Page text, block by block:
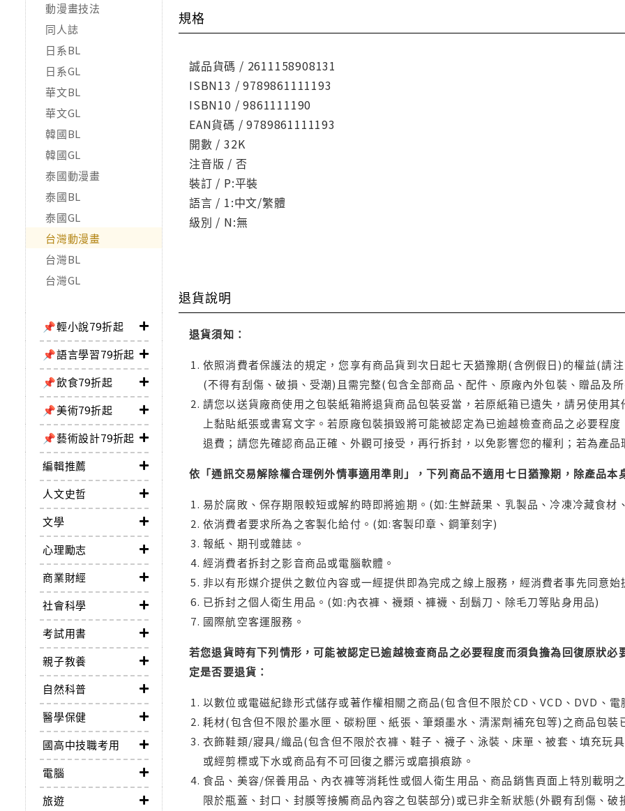
動漫畫技法
同人誌
日系BL
日系GL
華文BL
華文GL
韓國BL
韓國GL
泰國動漫畫
泰國BL
泰國GL
台灣動漫畫
台灣BL
台灣GL
📌輕小說79折起
📌語言學習79折起
📌飲食79折起
📌美術79折起
📌藝術設計79折起
編輯推薦
人文史哲
文學
心理勵志
商業財經
社會科學
考試用書
親子教養
自然科普
醫學保健
國高中技職考用
電腦
旅遊
規格
誠品貨碼 / 2611158908131
ISBN13 / 9789861111193
ISBN10 / 9861111190
EAN貨碼 / 9789861111193
開數 / 32K
注音版 / 否
裝訂 / P:平裝
語言 / 1:中文/繁體
級別 / N:無
退貨說明
退貨須知：
依照消費者保護法的規定，您享有商品貨到次日起七天猶豫期(含例假日)的權益(請
(不得有刮傷、破損、受潮)且需完整(包含全部商品、配件、原廠內外包裝、贈品及
請您以送貨廠商使用之包裝紙箱將退貨商品包裝妥當，若原紙箱已遺失，請另使用
上黏貼紙張或書寫文字。若原廠包裝損毀將可能被認定為已逾越檢查商品之必要程
退費；請您先確認商品正確、外觀可接受，再行拆封，以免影響您的權利；若為產
依「通訊交易解除權合理例外情事適用準則」，下列商品不適用七日猶豫期，除產品本
易於腐敗、保存期限較短或解約時即將逾期。(如:生鮮蔬果、乳製品、冷凍冷藏食材
依消費者要求所為之客製化給付。(如:客製印章、鋼筆刻字)
報紙、期刊或雜誌。
經消費者拆封之影音商品或電腦軟體。
非以有形媒介提供之數位內容或一經提供即為完成之線上服務，經消費者事先同意
已拆封之個人衛生用品。(如:內衣褲、襪類、褲襪、刮鬍刀、除毛刀等貼身用品)
國際航空客運服務。
若您退貨時有下列情形，可能被認定已逾越檢查商品之必要程度而須負擔為回復原狀
定是否要退貨：
以數位或電磁紀錄形式儲存或著作權相關之商品(包含但不限於CD、VCD、DVD、
耗材(包含但不限於墨水匣、碳粉匣、紙張、筆類墨水、清潔劑補充包等)之商品包
衣飾鞋類/寢具/織品(包含但不限於衣褲、鞋子、襪子、泳裝、床單、被套、填充玩
或經剪標或下水或商品有不可回復之髒污或磨損痕跡。
食品、美容/保養用品、內衣褲等消耗性或個人衛生用品、商品銷售頁面上特別載明
限於瓶蓋、封口、封膜等接觸商品內容之包裝部分)或已非全新狀態(外觀有刮傷、